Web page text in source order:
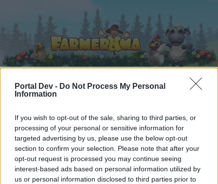
Portal Dev - Do Not Process My Personal
Information
If you wish to opt-out of the sale, sharing to third parties, or
processing of your personal or sensitive information for
targeted advertising by us, please use the below opt-out
section to confirm your selection. Please note that after your
opt-out request is processed you may continue seeing
interest-based ads based on personal information utilized by
us or personal information disclosed to third parties prior to
Foren Archiv Rest User vs Mods Zählthread Nr. 56
Mitglieder, denen der Beitrag #1555
gefällt
Letzte Beiträge